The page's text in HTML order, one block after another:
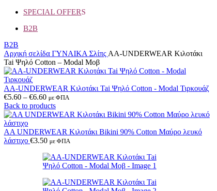
SPECIAL OFFERS
B2B
B2B
Αρχική σελίδα ΓΥΝΑΙΚΑ Σλίπς AA-UNDERWEAR Κιλοτάκι
Tai Ψηλό Cotton – Modal Μοβ
AA-UNDERWEAR Κιλοτάκι Tai Ψηλό Cotton - Modal Τιρκουάζ
€5.60 – €6.60Price
range:
€5.60
€6.60
με ΦΠΑ
Back to products
AA UNDERWEAR Κιλοτάκι Bikini 90% Cotton Μαύρο λευκό
λάστιχο €3.50 με ΦΠΑ